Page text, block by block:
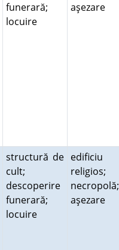
funerară;
locuire
aşezare
structură de
cult;
descoperire
funerară;
locuire
edificiu
religios;
necropolă;
aşezare